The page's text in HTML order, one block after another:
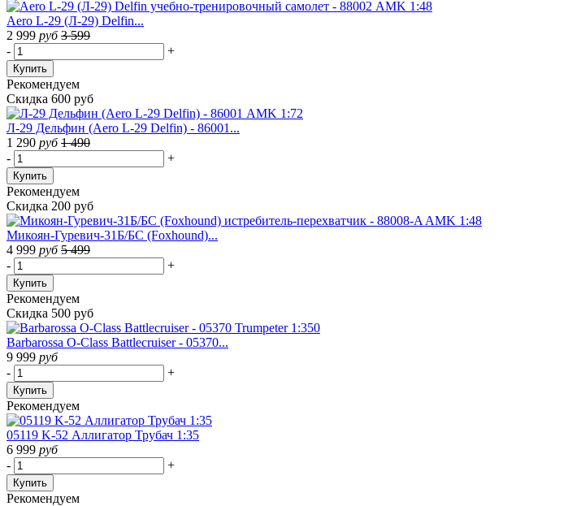
Aero L-29 (Л-29) Delfin...
2 999 руб 3 599
-
+
Купить
Рекомендуем
Скидка 600 руб
Л-29 Дельфин (Aero L-29 Delfin) - 86001...
1 290 руб 1 490
-
+
Купить
Рекомендуем
Скидка 200 руб
Микоян-Гуревич-31Б/БС (Foxhound)...
4 999 руб 5 499
-
+
Купить
Рекомендуем
Скидка 500 руб
Barbarossa O-Class Battlecruiser - 05370...
9 999 руб
-
+
Купить
Рекомендуем
05119 K-52 Аллигатор Трубач 1:35
6 999 руб
-
+
Купить
Рекомендуем